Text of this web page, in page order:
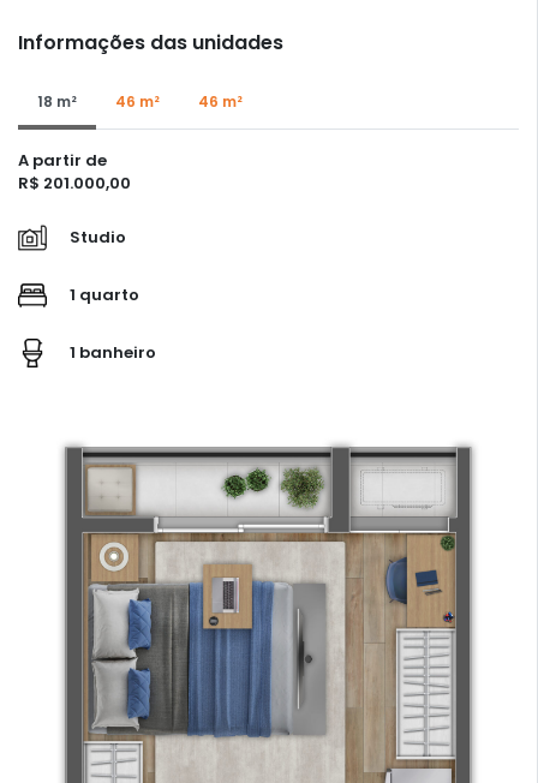
Informações das unidades
18 m² 46 m² 46 m²
A partir de
R$ 201.000,00
Studio
1 quarto
1 banheiro